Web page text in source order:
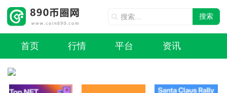
搜索
首页 行情 平台 资讯